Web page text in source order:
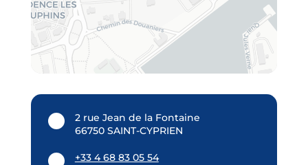
2 rue Jean de la Fontaine
66750 SAINT-CYPRIEN
+33 4 68 83 05 54